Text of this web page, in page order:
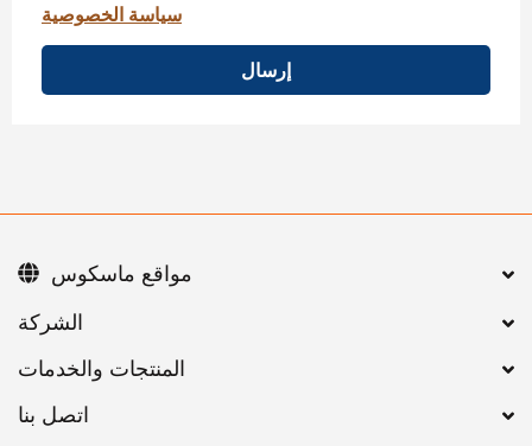
سياسة الخصوصية
إرسال
اتصل بنا
مواقع ماسكوس